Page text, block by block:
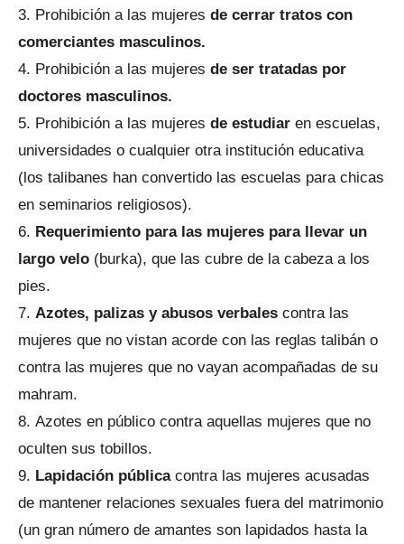
Prohibición a las mujeres de cerrar tratos con
comerciantes masculinos.
Prohibición a las mujeres de ser tratadas por
doctores masculinos.
Prohibición a las mujeres de estudiar en escuelas,
universidades o cualquier otra institución educativa
(los talibanes han convertido las escuelas para chicas
en seminarios religiosos).
Requerimiento para las mujeres para llevar un
largo velo (burka), que las cubre de la cabeza a los
pies.
Azotes, palizas y abusos verbales contra las
mujeres que no vistan acorde con las reglas talibán o
contra las mujeres que no vayan acompañadas de su
mahram.
Azotes en público contra aquellas mujeres que no
oculten sus tobillos.
Lapidación pública contra las mujeres acusadas
de mantener relaciones sexuales fuera del matrimonio
(un gran número de amantes son lapidados hasta la